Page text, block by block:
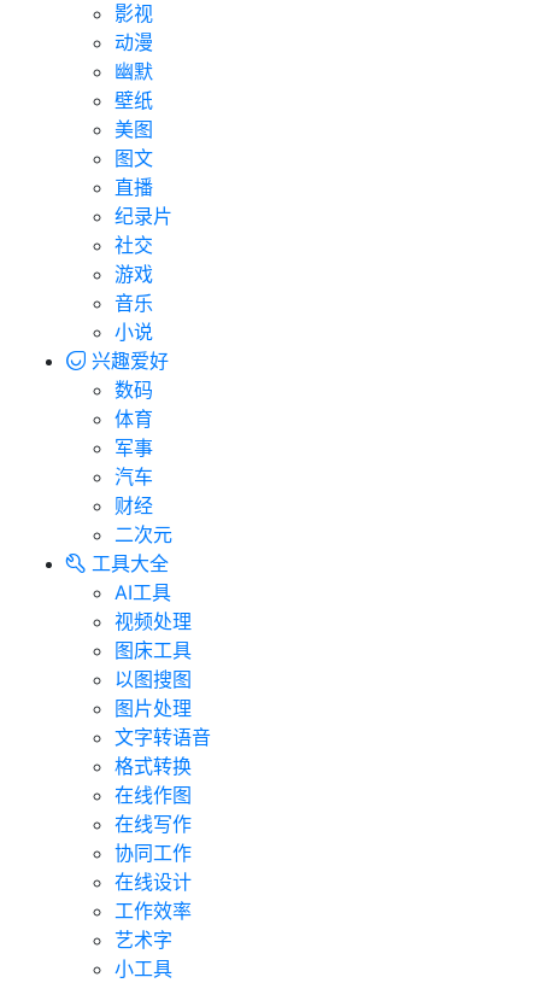
影视
动漫
幽默
壁纸
美图
图文
直播
纪录片
社交
游戏
音乐
小说
兴趣爱好
数码
体育
军事
汽车
财经
二次元
工具大全
AI工具
视频处理
图床工具
以图搜图
图片处理
文字转语音
格式转换
在线作图
在线写作
协同工作
在线设计
工作效率
艺术字
小工具